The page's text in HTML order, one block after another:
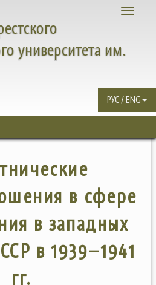
Toggle
университета им.
РУС / ENG
в сфере
в западных
в 1939–1941
гг.